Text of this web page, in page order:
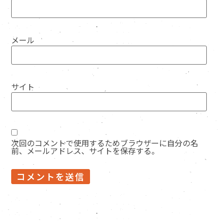
メール
サイト
次回のコメントで使用するためブラウザーに自分の名
前、メールアドレス、サイトを保存する。